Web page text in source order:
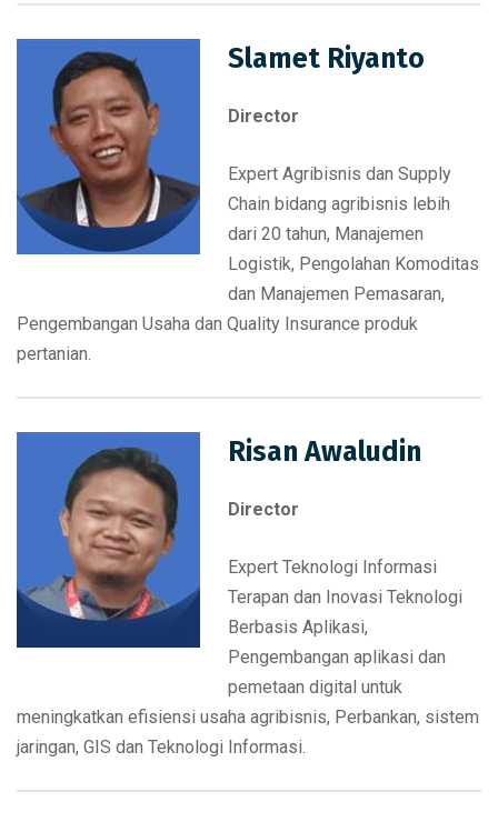
Slamet Riyanto
Director
Expert Agribisnis dan Supply
Chain bidang agribisnis lebih
dari 20 tahun, Manajemen
Logistik, Pengolahan Komoditas
dan Manajemen Pemasaran,
Pengembangan Usaha dan Quality Insurance produk
pertanian.
Risan Awaludin
Director
Expert Teknologi Informasi
Terapan dan Inovasi Teknologi
Berbasis Aplikasi,
Pengembangan aplikasi dan
pemetaan digital untuk
meningkatkan efisiensi usaha agribisnis, Perbankan, sistem
jaringan, GIS dan Teknologi Informasi.